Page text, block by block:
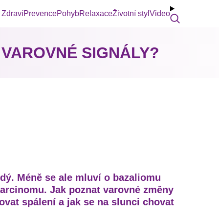
ZdravíPrevencePohybRelaxaceŽivotní styl Video
SIGNÁLY?
Méně se ale mluví o bazaliomu
Jak poznat varovné změny
spálení a jak se na slunci chovat